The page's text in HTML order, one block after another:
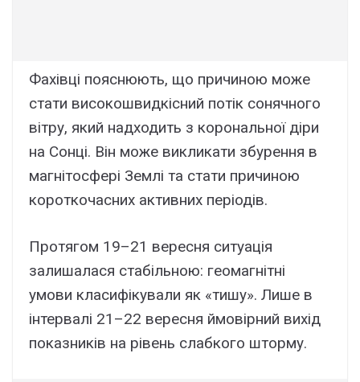
Фахівці пояснюють, що причиною може
стати високо­швидкісний потік сонячного
вітру, який надходить з корональної діри
на Сонці. Він може викликати збурення в
магнітосфері Землі та стати причиною
короткочасних активних періодів.
Протягом 19–21 вересня ситуація
залишалася стабільною: геомагнітні
умови класифікували як «тишу». Лише в
інтервалі 21–22 вересня ймовірний вихід
показників на рівень слабкого шторму.